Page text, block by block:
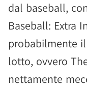
dal baseball,
Baseball: Extra
probabilmente
lotto, ovvero
nettamente